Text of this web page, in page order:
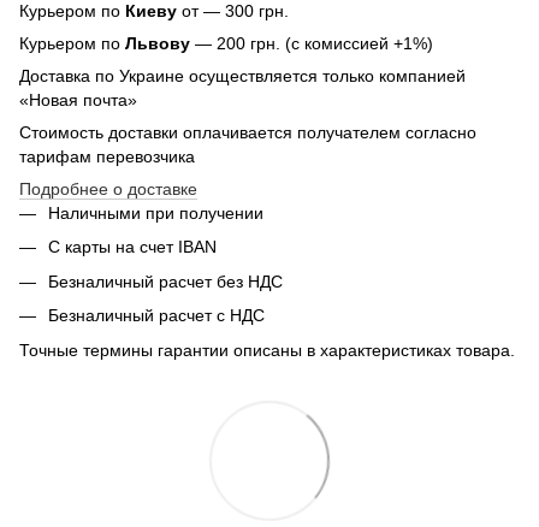
Курьером по Киеву от — 300 грн.
Курьером по Львову — 200 грн. (с комиссией +1%)
Доставка по Украине осуществляется только компанией
«Новая почта»
Стоимость доставки оплачивается получателем согласно
тарифам перевозчика
Подробнее о доставке
Наличными при получении
С карты на счет IBAN
Безналичный расчет без НДС
Безналичный расчет с НДС
Точные термины гарантии описаны в характеристиках товара.